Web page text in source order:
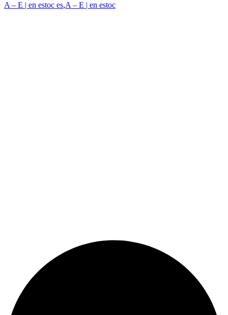
A – E | en estoc es,A – E | en estoc